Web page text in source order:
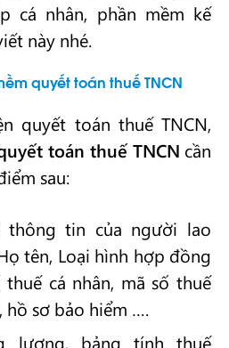
cá nhân, phần mềm kế
này nhé.
quyết toán thuế TNCN
quyết toán thuế TNCN,
toán thuế TNCN cần
sau:
thông tin của người lao
tên, Loại hình hợp đồng
cá nhân, mã số thuế
sơ bảo hiểm ….
lương, bảng tính thuế